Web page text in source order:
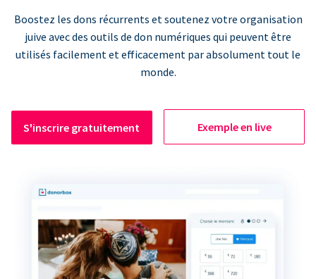
Boostez les dons récurrents et soutenez votre organisation
juive avec des outils de don numériques qui peuvent être
utilisés facilement et efficacement par absolument tout le
monde.
S'inscrire gratuitement Exemple en live